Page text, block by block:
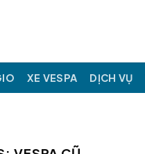
XE VESPA DỊCH VỤ